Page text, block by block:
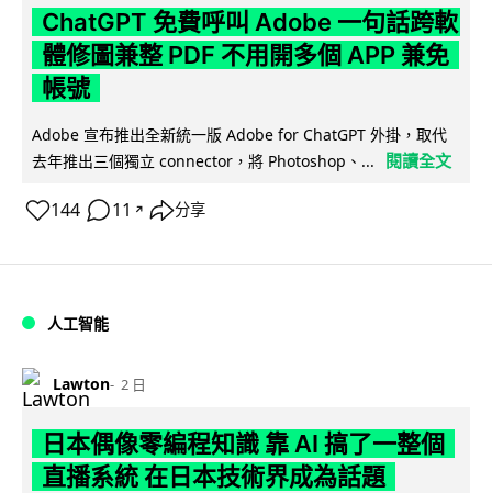
ChatGPT 免費呼叫 Adobe 一句話跨軟
體修圖兼整 PDF 不用開多個 APP 兼免
帳號
Adobe 宣布推出全新統一版 Adobe for ChatGPT 外掛，取代
去年推出三個獨立 connector，將 Photoshop、...
閱讀全文
144 11 ↗ 分享
人工智能
Lawton 2 日
日本偶像零編程知識 靠 AI 搞了一整個
直播系統 在日本技術界成為話題